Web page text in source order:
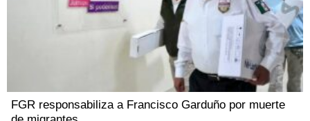
FGR responsabiliza a Francisco Garduño por muerte